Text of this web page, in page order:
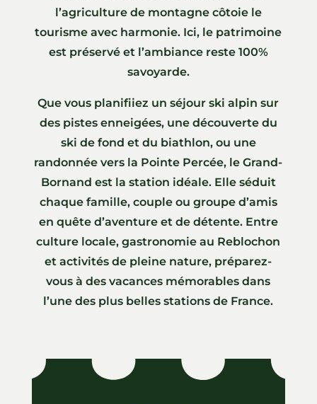
l’agriculture de montagne côtoie le
tourisme avec harmonie. Ici, le patrimoine
est préservé et l’ambiance reste 100%
savoyarde.
Que vous planifiiez un séjour ski alpin sur
des pistes enneigées, une découverte du
ski de fond et du biathlon, ou une
randonnée vers la Pointe Percée, le Grand-
Bornand est la station idéale. Elle séduit
chaque famille, couple ou groupe d’amis
en quête d’aventure et de détente. Entre
culture locale, gastronomie au Reblochon
et activités de pleine nature, préparez-
vous à des vacances mémorables dans
l’une des plus belles stations de France.